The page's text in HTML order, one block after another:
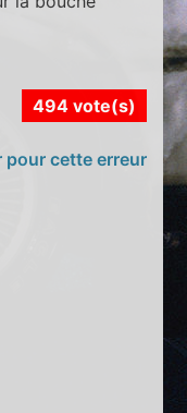
494 vote(s)
pour cette erreur